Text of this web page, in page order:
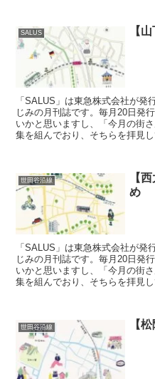
SALUS 【
「SALUS」は東急株式会社が発
じみの月刊誌です。毎月20日発
いかと思いますし、「今月の街
集を組んでおり、そちらを拝見
世田谷沿線
【
め
「SALUS」は東急株式会社が発
じみの月刊誌です。毎月20日発
いかと思いますし、「今月の街
集を組んでおり、そちらを拝見
世田谷沿線 【